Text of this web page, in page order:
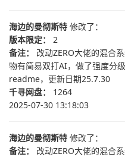
海边的曼彻斯特 修改了：
版本限定： 2
备注： 改动ZERO大佬的混合
物有简易双打AI，做了强度分
readme，更新日期25.7.30
千寻网盘： 1264
2025-07-30 13:18:03
海边的曼彻斯特 修改了：
备注： 改动ZERO大佬的混合